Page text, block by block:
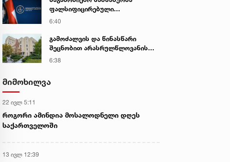
დაუსწრებლად დაიწყო
ფალსიფიცირებული
ალკოჰოლური სასმელებისა და
დამზადება-გასაღების ფაქტზე 3
პირი დააკავა
6:40
გამოძალვის და წინასწარი
შეცნობით არასრულწლოვანის
გამოსახულების შემცველი
გავრცელების ფაქტებზე, ერთ
6:38
მიმოხილვა
22 ივლ 5:11
როგორი ამინდია მოსალოდნელი დღეს
საქართველოში
13 ივლ 12:39